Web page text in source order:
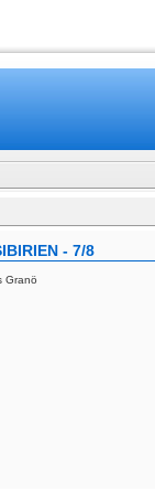
- 7/8
Granö